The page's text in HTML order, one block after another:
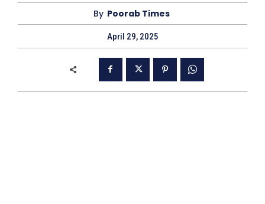
By Poorab Times
April 29, 2025